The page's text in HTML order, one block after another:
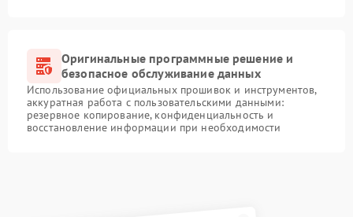
Оригинальные программные решение и
безопасное обслуживание данных
Использование официальных прошивок и инструментов,
аккуратная работа с пользовательскими данными:
резервное копирование, конфиденциальность и
восстановление информации при необходимости